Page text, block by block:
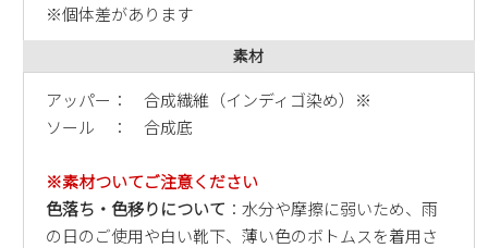
新規会員登録
会社概要
特定商取引法に基づく表示
※個体差があります
素材
アッパー： 合成繊維（インディゴ染め）※
ソール ： 合成底
※素材ついてご注意ください
色落ち・色移りについて ：水分や摩擦に弱いため、雨
の日のご使用や白い靴下、薄い色のボトムスを着用さ